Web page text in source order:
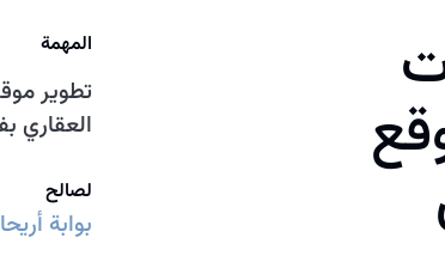
المهمة
تطوير
العقاري
لصالح
بوابة أريحا